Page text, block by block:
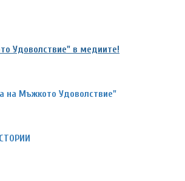
Удоволствие" в медиите!
на Мъжкото Удоволствие"